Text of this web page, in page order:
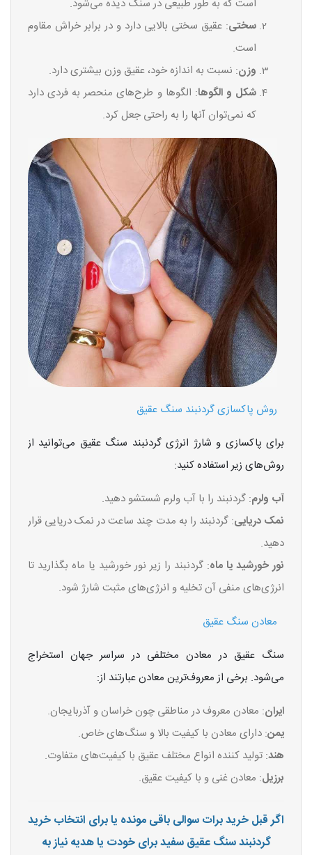
است که به طور طبیعی در سنگ دیده می‌شود.
سختی: عقیق سختی بالایی دارد و در برابر خراش مقاوم
است.
وزن: نسبت به اندازه خود، عقیق وزن بیشتری دارد.
شکل و الگوها: الگوها و طرح‌های منحصر به فردی دارد
که نمی‌توان آنها را به راحتی جعل کرد.
روش پاکسازی گردنبند سنگ عقیق
برای پاکسازی و شارژ انرژی گردنبند سنگ عقیق می‌توانید از
روش‌های زیر استفاده کنید:
آب ولرم: گردنبند را با آب ولرم شستشو دهید.
نمک دریایی: گردنبند را به مدت چند ساعت در نمک دریایی قرار
دهید.
نور خورشید یا ماه: گردنبند را زیر نور خورشید یا ماه بگذارید تا
انرژی‌های منفی آن تخلیه و انرژی‌های مثبت شارژ شود.
معادن سنگ عقیق
سنگ عقیق در معادن مختلفی در سراسر جهان استخراج
می‌شود. برخی از معروف‌ترین معادن عبارتند از:
ایران: معادن معروف در مناطقی چون خراسان و آذربایجان.
یمن: دارای معادن با کیفیت بالا و سنگ‌های خاص.
هند: تولید کننده انواع مختلف عقیق با کیفیت‌های متفاوت.
برزیل: معادن غنی و با کیفیت عقیق.
اگر قبل خرید برات سوالی باقی مونده یا برای انتخاب خرید
گردنبند سنگ عقیق سفید برای خودت یا هدیه نیاز به